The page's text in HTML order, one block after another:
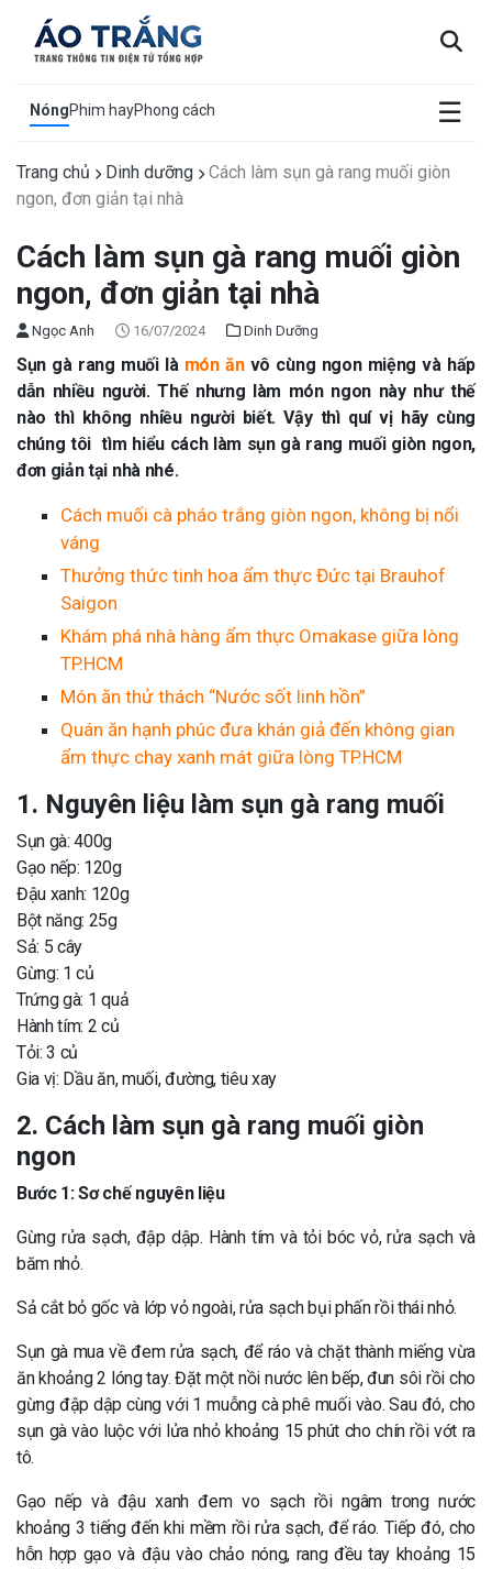
NóngPhim hayPhong cách ☰
×
Trang chủ Dinh dưỡng
Cách làm sụn gà rang muối giòn
ngon, đơn giản tại nhà
Cách làm sụn gà rang muối giòn
ngon, đơn giản tại nhà
Ngọc Anh 16/07/2024 Dinh Dưỡng
Sụn gà rang muối là món ănvô cùng ngon miệng và hấp
dẫn nhiều người. Thế nhưng làm món ngon này như thế
nào thì không nhiều người biết. Vậy thì quí vị hãy cùng
chúng tôi tìm hiểu cách làm sụn gà rang muối giòn ngon,
đơn giản tại nhà nhé.
Cách muối cà pháo trắng giòn ngon, không bị nổi
váng
Thưởng thức tinh hoa ẩm thực Đức tại Brauhof
Saigon
Khám phá nhà hàng ẩm thực Omakase giữa lòng
TP.HCM
Món ăn thử thách “Nước sốt linh hồn”
Quán ăn hạnh phúc đưa khán giả đến không gian
ẩm thực chay xanh mát giữa lòng TP.HCM
1. Nguyên liệu làm sụn gà rang muối
Sụn gà: 400g
Gạo nếp: 120g
Đậu xanh: 120g
Bột năng: 25g
Sả: 5 cây
Gừng: 1 củ
Trứng gà: 1 quả
Hành tím: 2 củ
Tỏi: 3 củ
Gia vị: Dầu ăn, muối, đường, tiêu xay
2. Cách làm sụn gà rang muối giòn
ngon
Bước 1: Sơ chế nguyên liệu
Gừng rửa sạch, đập dập. Hành tím và tỏi bóc vỏ, rửa sạch và
băm nhỏ.
Sả cắt bỏ gốc và lớp vỏ ngoài, rửa sạch bụi phấn rồi thái nhỏ.
Sụn gà mua về đem rửa sạch, để ráo và chặt thành miếng vừa
ăn khoảng 2 lóng tay. Đặt một nồi nước lên bếp, đun sôi rồi cho
gừng đập dập cùng với 1 muỗng cà phê muối vào. Sau đó, cho
sụn gà vào luộc với lửa nhỏ khoảng 15 phút cho chín rồi vớt ra
tô.
Gạo nếp và đậu xanh đem vo sạch rồi ngâm trong nước
khoảng 3 tiếng đến khi mềm rồi rửa sạch, để ráo. Tiếp đó, cho
hỗn hợp gạo và đậu vào chảo nóng, rang đều tay khoảng 15